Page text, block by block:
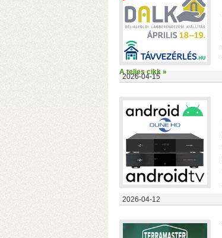
2026-04-15
A teljes cikk »
2026-04-12